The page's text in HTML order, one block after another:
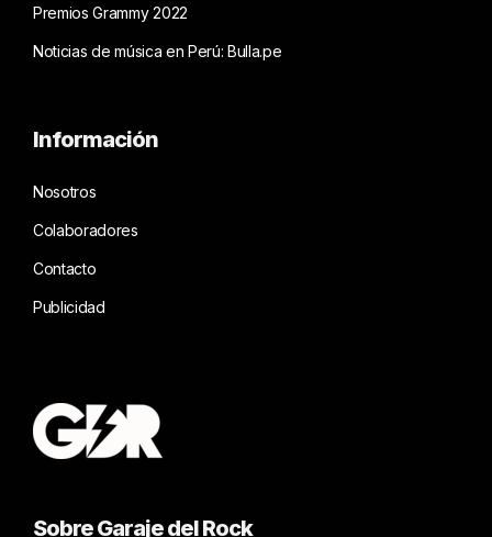
Premios Grammy 2022
Noticias de música en Perú: Bulla.pe
Información
Nosotros
Colaboradores
Contacto
Publicidad
Sobre Garaje del Rock